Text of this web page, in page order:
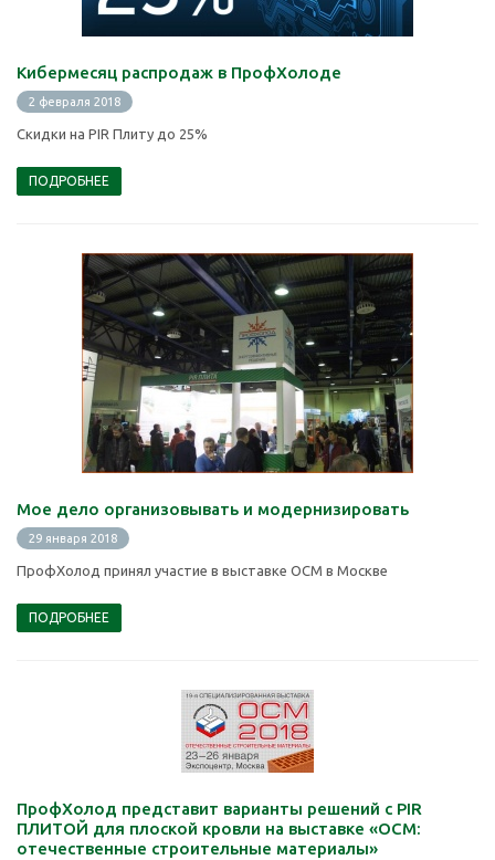
Кибермесяц распродаж в ПрофХолоде
2 февраля 2018
Скидки на PIR Плиту до 25%
ПОДРОБНЕЕ
Мое дело организовывать и модернизировать
29 января 2018
ПрофХолод принял участие в выставке ОСМ в Москве
ПОДРОБНЕЕ
ПрофХолод представит варианты решений с PIR
ПЛИТОЙ для плоской кровли на выставке «ОСМ:
отечественные строительные материалы»